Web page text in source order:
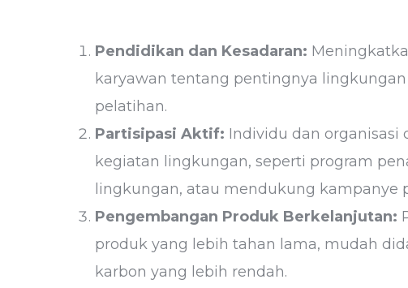
Pendidikan dan Kesadaran:
karyawan tentang pentingnya
pelatihan.
Partisipasi Aktif: Individu dan organisasi
kegiatan lingkungan, seperti program
lingkungan, atau mendukung kampanye
Pengembangan Produk Berkelanjutan:
produk yang lebih tahan lama, mudah
karbon yang lebih rendah.